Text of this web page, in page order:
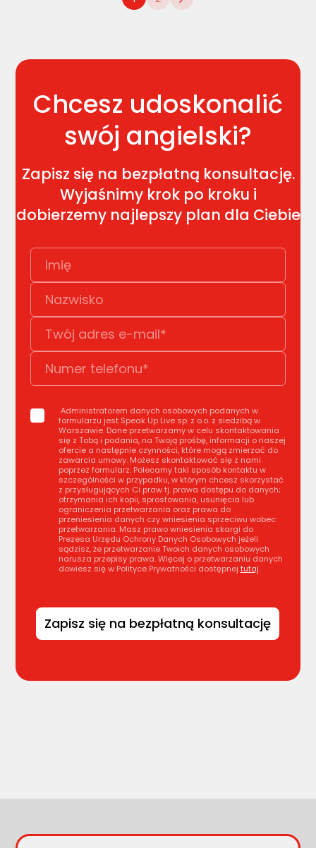
Chcesz udoskonalić
swój angielski?
Zapisz się na bezpłatną konsultację.
Wyjaśnimy krok po kroku i
dobierzemy najlepszy plan dla Ciebie
Administratorem danych osobowych podanych w
formularzu jest Speak Up Live sp. z o.o. z siedzibą w
Warszawie. Dane przetwarzamy w celu skontaktowania
się z Tobą i podania, na Twoją prośbę, informacji o naszej
ofercie a następnie czynności, które mogą zmierzać do
zawarcia umowy. Możesz skontaktować się z nami
poprzez formularz. Polecamy taki sposób kontaktu w
szczególności w przypadku, w którym chcesz skorzystać
z przysługujących Ci praw tj. prawa dostępu do danych;
otrzymania ich kopii, sprostowania, usunięcia lub
ograniczenia przetwarzania oraz prawa do
przeniesienia danych czy wniesienia sprzeciwu wobec
przetwarzania. Masz prawo wniesienia skargi do
Prezesa Urzędu Ochrony Danych Osobowych jeżeli
sądzisz, że przetwarzanie Twoich danych osobowych
narusza przepisy prawa. Więcej o przetwarzaniu danych
dowiesz się w Polityce Prywatności dostępnej tutaj.